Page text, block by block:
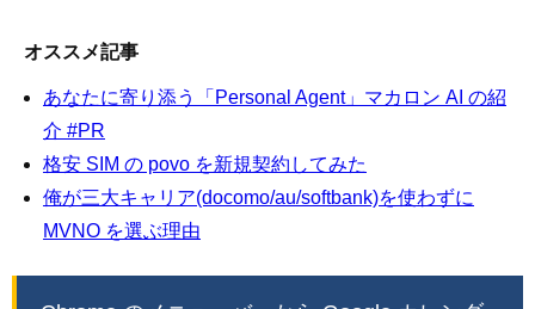
オススメ記事
あなたに寄り添う「Personal Agent」マカロン AI の紹
介 #PR
格安 SIM の povo を新規契約してみた
俺が三大キャリア(docomo/au/softbank)を使わずに
MVNO を選ぶ理由